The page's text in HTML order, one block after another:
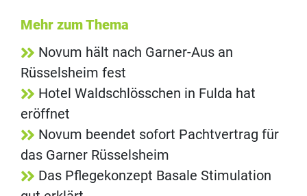
Mehr zum Thema
Novum hält nach Garner-Aus an
Rüsselsheim fest
Hotel Waldschlösschen in Fulda hat
eröffnet
Novum beendet sofort Pachtvertrag für
das Garner Rüsselsheim
Das Pflegekonzept Basale Stimulation